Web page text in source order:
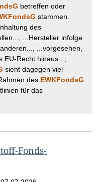
betreffen oder
stammen.
des
...Hersteller infolge
...vorgesehen,
EU-Recht hinaus...,
sieht dagegen viel
des EWKFondsG
für das
Fonds-